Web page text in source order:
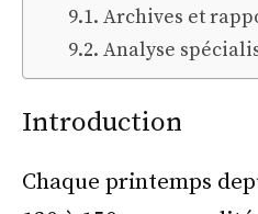
Archives et
Analyse
Introduction
Chaque printemps